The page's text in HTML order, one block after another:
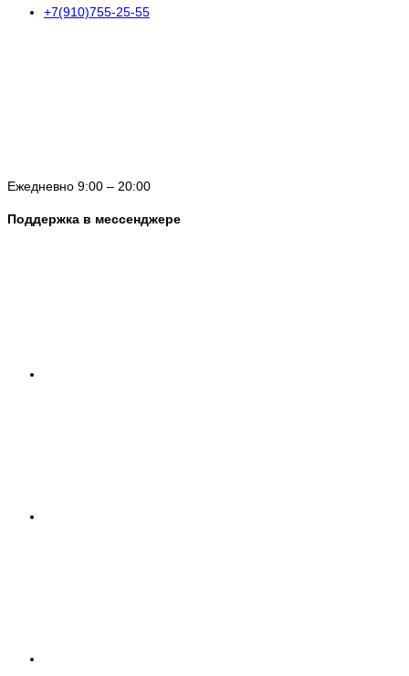
+7(910)755-25-55
Ежедневно 9:00 – 20:00
Поддержка в мессенджере